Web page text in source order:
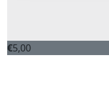
€5,00